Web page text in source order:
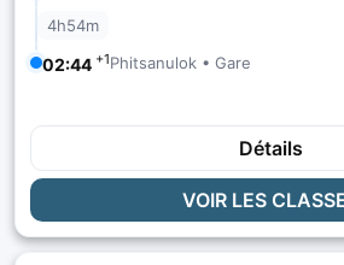
4h54m
02:44 +1Phitsanulok • Gare
Détails
VOIR LES